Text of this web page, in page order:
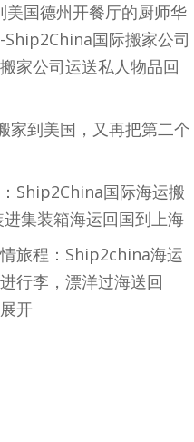
国德州开餐厅的厨师华
国际搬家公司
家公司运送私人物品回
家到美国，又再把第二个
Ship2China国际海运搬
集装箱海运回国到上海
旅程：Ship2china海运
行李，漂洋过海送回
开